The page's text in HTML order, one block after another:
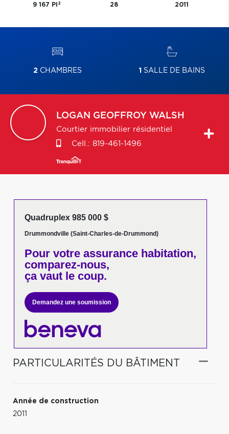
9 167 PI 2
28
2011
2CHAMBRES 1 SALLE DE BAINS
LOGAN GEOFFROY WALSH
Courtier immobilier résidentiel
Cell.: 819-461-1496
Quadruplex 985 000 $
Drummondville (Saint-Charles-de-Drummond)
Pour votreassurance habitation,
comparez-nous,
ça vaut le coup.
Demandez une soumission
PARTICULARITÉS DU BÂTIMENT
Année de construction
2011